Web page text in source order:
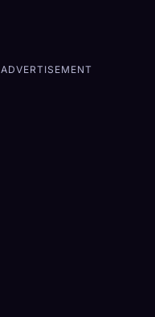
ADVERTISEMENT